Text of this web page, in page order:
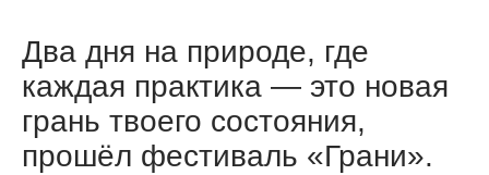
Два дня на природе, где
каждая практика — это новая
грань твоего состояния,
прошёл фестиваль «Грани».